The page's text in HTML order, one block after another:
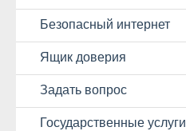
Безопасный интернет
Ящик доверия
Задать вопрос
Государственные услуги